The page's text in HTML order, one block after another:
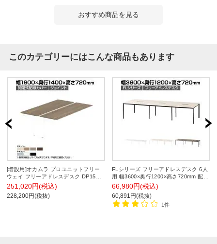
おすすめ商品を見る
このカテゴリーにはこんな商品もあります
[増設用]オカムラ プロユニットフリー
ウェイ フリーアドレスデスク DP15CF
両面ジョイント パネル脚 配線カバー開
閉式 プライズウッド 幅1600×奥行
1400×高さ720mm
251,020円(税込)
228,200円(税抜)
FLシリーズ フリーアドレスデスク 6人
用 幅3600×奥行1200×高さ720mm 配線
ボックス付き ミーティングテーブル 会
議用テーブル 会議室 ワークテーブル
事務机
66,980円(税込)
60,891円(税抜)
1件